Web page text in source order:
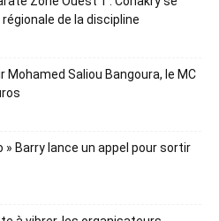
de la discipline
Saliou Bangoura, le MC
» Barry lance un appel pour sortir